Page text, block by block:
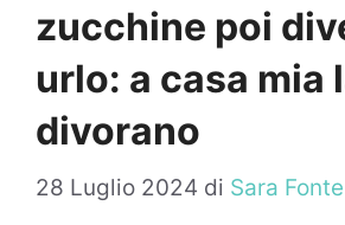
zucchine poi
urlo: a casa mia
divorano
28 Luglio 2024 di Sara Fonte